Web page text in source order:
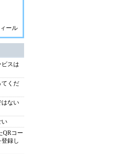
ール
スは
てくだ
はない
い
QRコー
録し